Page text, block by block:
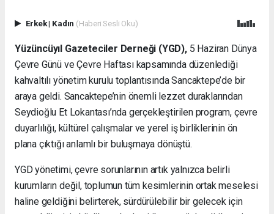
Erkek| Kadın (Haberi Sesli Oku)
Yüzüncüyıl Gazeteciler Derneği (YGD),5 Haziran Dünya
Çevre Günü ve Çevre Haftası kapsamında düzenlediği
kahvaltılı yönetim kurulu toplantısında Sancaktepe’de bir
araya geldi. Sancaktepe’nin önemli lezzet duraklarından
Seydioğlu Et Lokantası’nda gerçekleştirilen program, çevre
duyarlılığı, kültürel çalışmalar ve yerel iş birliklerinin ön
plana çıktığı anlamlı bir buluşmaya dönüştü.
YGD yönetimi, çevre sorunlarının artık yalnızca belirli
kurumların değil, toplumun tüm kesimlerinin ortak meselesi
haline geldiğini belirterek, sürdürülebilir bir gelecek için